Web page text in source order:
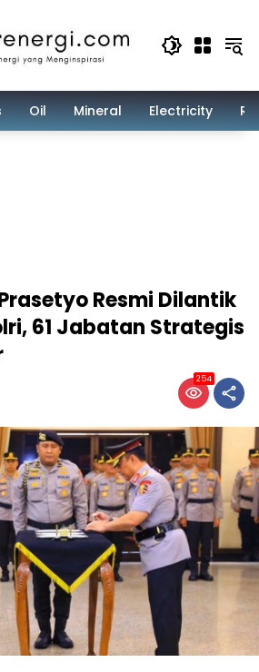
Oil Mineral Electricity
Resmi Dilantik
61 Jabatan Strategis
254